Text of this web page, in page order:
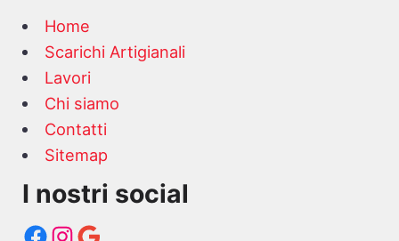
Home
Scarichi Artigianali
Lavori
Chi siamo
Contatti
Sitemap
I nostri social
Facebook
Instagram
Google